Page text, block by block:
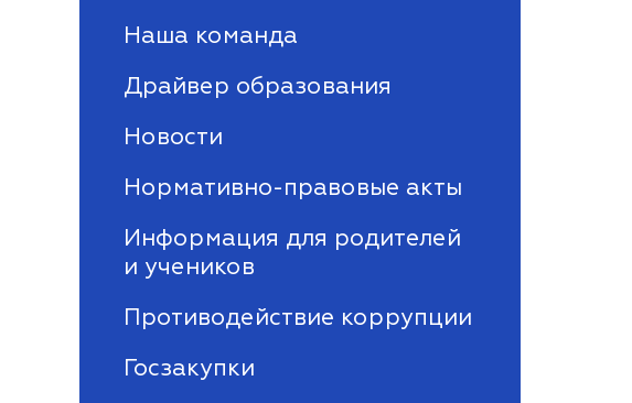
Наша команда
Драйвер образования
Новости
Нормативно-правовые акты
Информация для родителей
и учеников
Противодействие коррупции
Госзакупки